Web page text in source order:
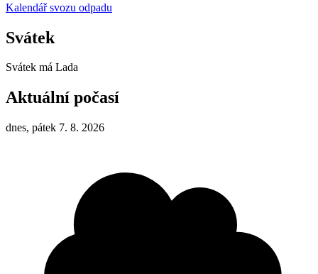
Kalendář svozu odpadu
Svátek
Svátek má Lada
Aktuální počasí
dnes, pátek 7. 8. 2026